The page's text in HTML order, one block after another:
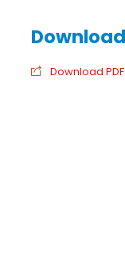
Download PDF